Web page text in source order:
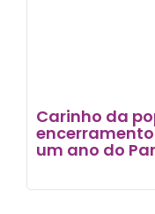
Carinho da
um ano do